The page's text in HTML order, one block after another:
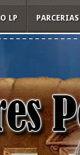
LP PARCERIAS